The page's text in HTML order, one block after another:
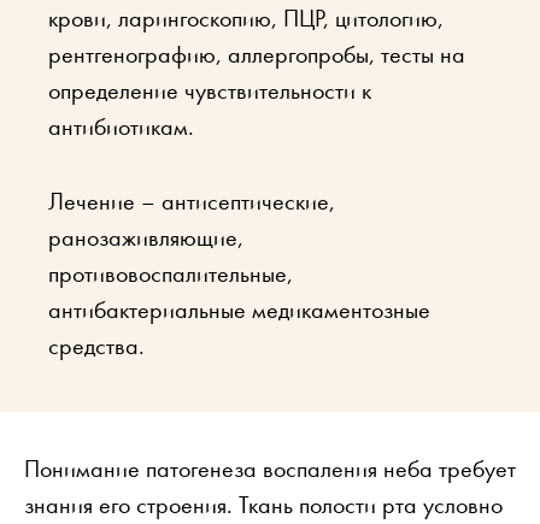
крови, ларингоскопию, ПЦР, цитологию,
рентгенографию, аллергопробы, тесты на
определение чувствительности к
антибиотикам.
Лечение – антисептические,
ранозаживляющие,
противовоспалительные,
антибактериальные медикаментозные
средства.
Понимание патогенеза воспаления неба требует
знания его строения. Ткань полости рта условно